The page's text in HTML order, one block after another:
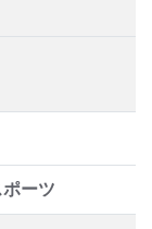
ーツ